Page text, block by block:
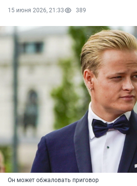
15 июня 2026, 21:33 389
Он может обжаловать приговор